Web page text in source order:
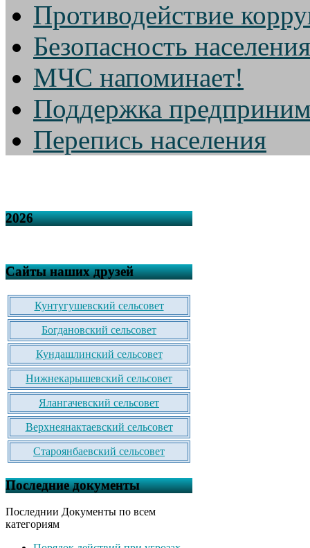
Противодействие
Безопасность населения
МЧС напоминает!
Поддержка
Перепись населения
2026
Сайты наших друзей
Кунтугушевский сельсовет
Богдановский сельсовет
Кундашлинский сельсовет
Нижнекарышевский сельсовет
Ялангачевский сельсовет
Верхнеянактаевский сельсовет
Староянбаевский сельсовет
Последние документы
Последнии Документы по всем
категориям